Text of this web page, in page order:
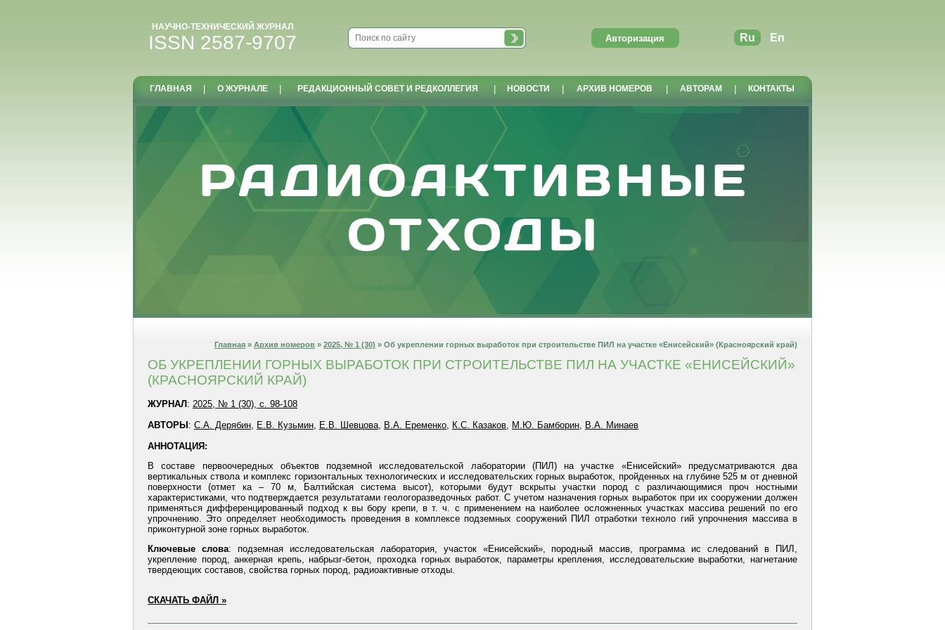
НАУЧНО-ТЕХНИЧЕСКИЙ ЖУРНАЛ
ISSN 2587-9707 Ru En
ГЛАВНАЯ О ЖУРНАЛЕ РЕДАКЦИОННЫЙ СОВЕТ И РЕДКОЛЛЕГИЯ НОВОСТИ АРХИВ НОМЕРОВ АВТОРАМ КОНТАКТЫ
Главная » Архив номеров » 2025, № 1 (30) » Об укреплении горных выработок при строительстве ПИЛ на участке «Енисейский» (Красноярский край)
ОБ УКРЕПЛЕНИИ ГОРНЫХ ВЫРАБОТОК ПРИ СТРОИТЕЛЬСТВЕ ПИЛ НА УЧАСТКЕ «ЕНИСЕЙСКИЙ»
(КРАСНОЯРСКИЙ КРАЙ)
ЖУРНАЛ : 2025, № 1 (30), с. 98-108
АВТОРЫ : С.А. Дерябин, Е.В. Кузьмин, Е.В. Шевцова, В.А. Еременко, К.С. Казаков, М.Ю. Бамборин, В.А. Минаев
АННОТАЦИЯ:
В составе первоочередных объектов подземной исследовательской лаборатории (ПИЛ) на участке «Енисейский» предусматриваются два
вертикальных ствола и комплекс горизонтальных технологических и исследовательских горных выработок, пройденных на глубине 525 м от дневной
поверхности (отмет ка – 70 м, Балтийская система высот), которыми будут вскрыты участки пород с различающимися проч ностными
характеристиками, что подтверждается результатами геологоразведочных работ. С учетом назначения горных выработок при их сооружении должен
применяться дифференцированный подход к вы бору крепи, в т. ч. с применением на наиболее осложненных участках массива решений по его
упрочнению. Это определяет необходимость проведения в комплексе подземных сооружений ПИЛ отработки техноло гий упрочнения массива в
приконтурной зоне горных выработок.
Ключевые слова: подземная исследовательская лаборатория, участок «Енисейский», породный массив, программа ис следований в ПИЛ,
укрепление пород, анкерная крепь, набрызг-бетон, проходка горных выработок, параметры крепления, исследовательские выработки, нагнетание
твердеющих составов, свойства горных пород, радиоактивные отходы.
СКАЧАТЬ ФАЙЛ »